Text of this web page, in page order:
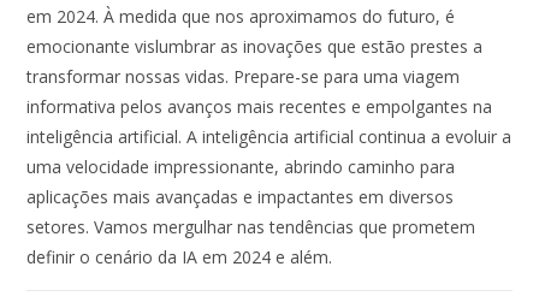
em 2024. À medida que nos aproximamos do futuro, é
emocionante vislumbrar as inovações que estão prestes a
transformar nossas vidas. Prepare-se para uma viagem
informativa pelos avanços mais recentes e empolgantes na
inteligência artificial. A inteligência artificial continua a evoluir a
uma velocidade impressionante, abrindo caminho para
aplicações mais avançadas e impactantes em diversos
setores. Vamos mergulhar nas tendências que prometem
definir o cenário da IA em 2024 e além.